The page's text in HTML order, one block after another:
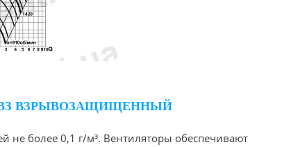
ВЗРЫВОЗАЩИЩЕННЫЙ
более 0,1 г/м³. Вентиляторы обеспечивают